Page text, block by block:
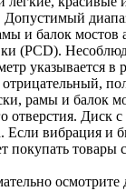
и балок мостов
(PCD).
указывается в
рамы и балок
отверстия. Диск
Если вибрация и
покупать